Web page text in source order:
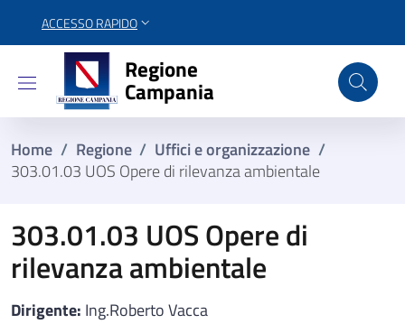
ACCESSO RAPIDO
Regione Campania
Regione
Campania
Home / Regione / Uffici e organizzazione /
303.01.03 UOS Opere di rilevanza ambientale
303.01.03 UOS Opere di
rilevanza ambientale
Dirigente: Ing.Roberto Vacca